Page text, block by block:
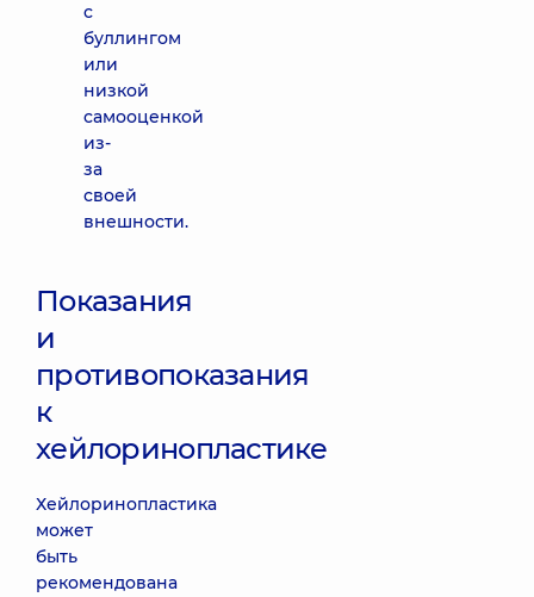
с
буллингом
или
низкой
самооценкой
из-
за
своей
внешности.
Показания
и
противопоказания
к
хейлоринопластике
Хейлоринопластика
может
быть
рекомендована